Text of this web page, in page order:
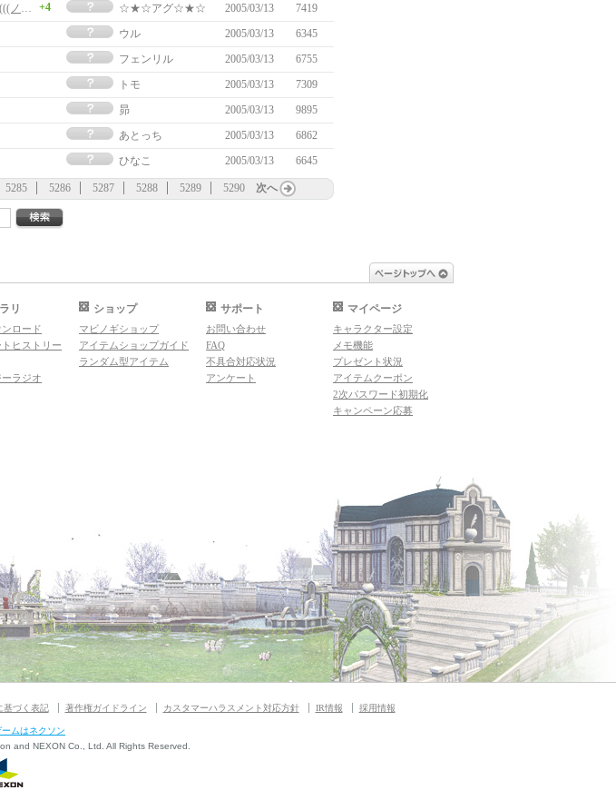
よろしくお願いしますヾ(*≧∇≦)〃＆ゲームパッド(((ノ≧▽≦)ノ
+4 ☆★☆アグ☆★☆ 2005/03/13
7419
ウル 2005/03/13
6345
フェンリル 2005/03/13
6755
トモ 2005/03/13
7309
昴 2005/03/13
9895
あとっち 2005/03/13
6862
ひなこ 2005/03/13 6645
5285 5286 5287 5288 5289 5290 次へ
リ
ロード
ヒストリー
ラジオ
ショップ
マビノギショップ
アイテムショップガイド
ランダム型アイテム
サポート
お問い合わせ
FAQ
不具合対応状況
アンケート
マイページ
キャラクター設定
メモ機能
プレゼント状況
アイテムクーポン
2次パスワード初期化
キャンペーン応募
基づく表記 著作権ガイドライン カスタマーハラスメント対応方針 IR情報 採用情報
ムはネクソン
and NEXON Co., Ltd. All Rights Reserved.